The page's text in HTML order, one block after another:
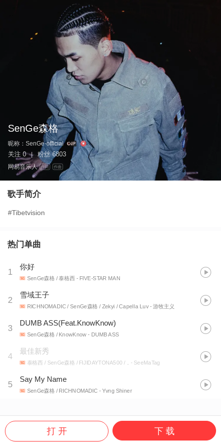
SenGe森格
昵称： SenGe-official
关注 0 | 粉丝 6803
网易音乐人 作词 作曲
歌手简介
#Tibetvision
热门单曲
1
你好
SenGe森格 / 泰格西- FIVE-STAR MAN
2
雪域王子
RICHNOMADIC / SenGe森格 / Zekyi / Capella Luv- 游牧主义
3
DUMB ASS(Feat.KnowKnow)
SenGe森格 / KnowKnow - DUMB ASS
4
最佳新秀
泰格西 / SenGe森格 / FIJIDAYTONA500 / .. - SeeMaTag
5
Say My Name
SenGe森格 / RICHNOMADIC - Yvng Shiner
打 开 下 载